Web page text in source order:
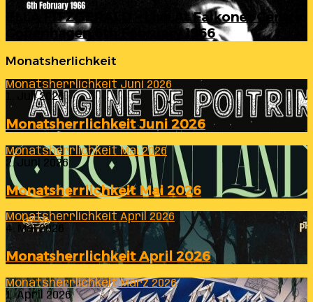
ELLA FITZGERALD – Live At Falkoner Centre
Copenhagen 6th February 1966
Monatsherlichkeit
Monatsherrlichkeit Juni 2026
1. Juli 2026
Monatsherrlichkeit Juni 2026
Monatsherrlichkeit Mai 2026
2. Juni 2026
Monatsherrlichkeit Mai 2026
Monatsherrlichkeit April 2026
4. Mai 2026
Monatsherrlichkeit April 2026
Monatsherrlichkeit März 2026
1. April 2026